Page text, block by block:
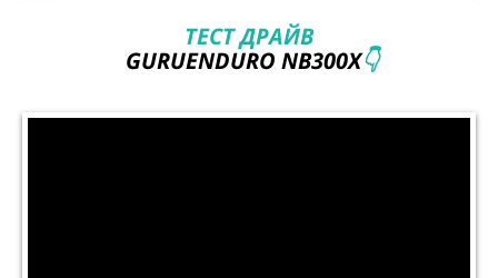
ТЕСТ ДРАЙВ
GURUENDURO NB300X👇